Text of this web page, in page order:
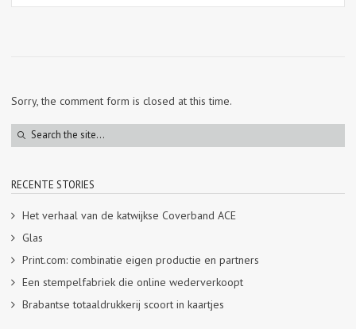
Sorry, the comment form is closed at this time.
RECENTE STORIES
Het verhaal van de katwijkse Coverband ACE
Glas
Print.com: combinatie eigen productie en partners
Een stempelfabriek die online wederverkoopt
Brabantse totaaldrukkerij scoort in kaartjes